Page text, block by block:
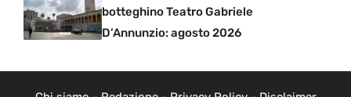
botteghino Teatro Gabriele
D’Annunzio: agosto 2026